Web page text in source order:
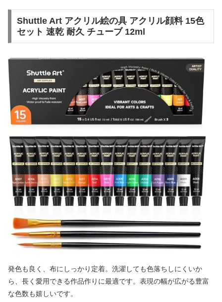
Shuttle Art アクリル絵の具 アクリル顔料 15色
セット 速乾 耐久 チューブ 12ml
発色も良く、布にしっかり定着。洗濯しても色落ちしにくいか
ら、長く愛用できる作品作りに最適です。表現の幅が広がる豊富
な色数も嬉しいです。